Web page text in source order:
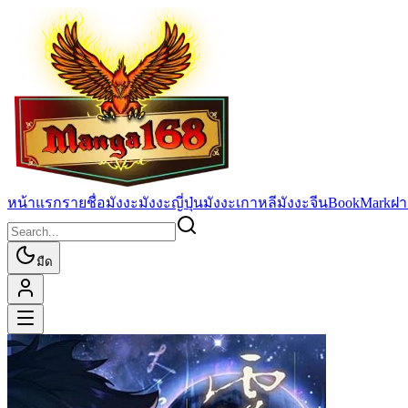
หน้าแรกรายชื่อมังงะมังงะญี่ปุ่นมังงะเกาหลีมังงะจีนBookMarkฝ
มืด